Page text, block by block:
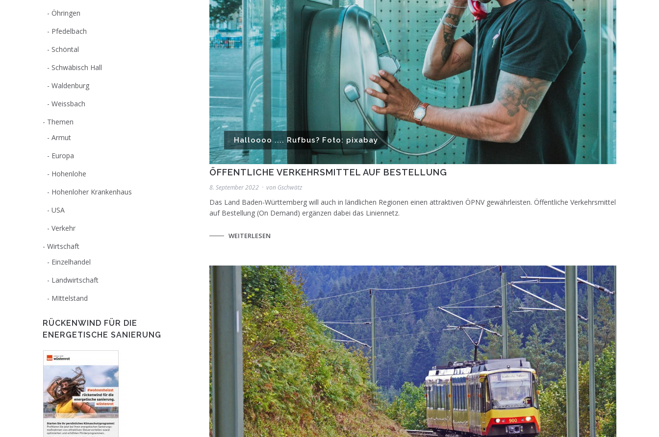
Halloooo .... Rufbus? Foto: pixabay
ÖFFENTLICHE VERKEHRSMITTEL AUF BESTELLUNG
8. September 2022 von Gschwätz
Das Land Baden-Württemberg will auch in ländlichen Regionen einen attraktiven ÖPNV gewährleisten. Öffentliche Verkehrsmittel
auf Bestellung (On Demand) ergänzen dabei das Liniennetz.
WEITERLESEN
Öhringen
Pfedelbach
Schöntal
Schwäbisch Hall
Waldenburg
Weissbach
Themen
Armut
Europa
Hohenlohe
Hohenloher Krankenhaus
USA
Verkehr
Wirtschaft
Einzelhandel
Landwirtschaft
MIttelstand
RÜCKENWIND FÜR DIE
ENERGETISCHE SANIERUNG